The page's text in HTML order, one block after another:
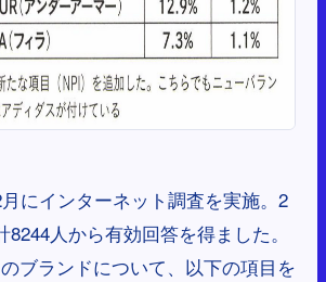
にインターネット調査を実施。2
人から有効回答を得ました。
ブランドについて、以下の項目を